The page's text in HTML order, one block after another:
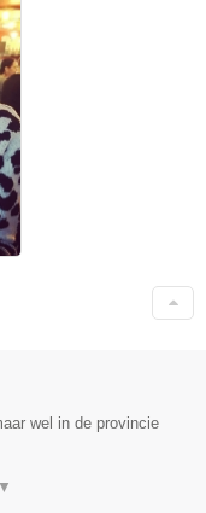
wel in de provincie
▼